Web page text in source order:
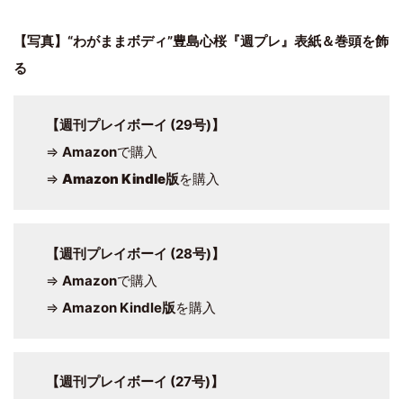
【写真】“わがままボディ”豊島心桜『週プレ』表紙＆巻頭を飾
る
【週刊プレイボーイ (29号)】
⇒ Amazonで購入
⇒ Amazon Kindle版を購入
【週刊プレイボーイ (28号)】
⇒ Amazonで購入
⇒ Amazon Kindle版を購入
【週刊プレイボーイ (27号)】